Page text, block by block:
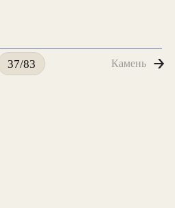
37/83 Камень